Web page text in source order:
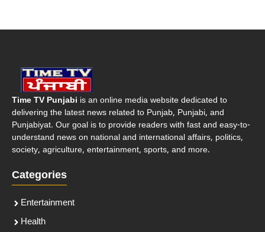
Time TV Punjabi is an online media website dedicated to
delivering the latest news related to Punjab, Punjabi, and
Punjabiyat. Our goal is to provide readers with fast and easy-to-
understand news on national and international affairs, politics,
society, agriculture, entertainment, sports, and more.
Categories
Entertainment
Health